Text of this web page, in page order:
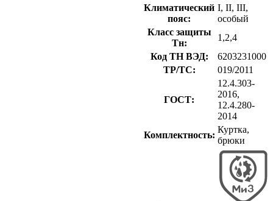
Климатический
пояс:
I, II, III,
особый
Класс защиты
Тн:
1,2,4
Код ТН ВЭД:
6203231000
ТР/ТС:
019/2011
ГОСТ:
12.4.303-
2016,
12.4.280-
2014
Комплектность:
Куртка,
брюки